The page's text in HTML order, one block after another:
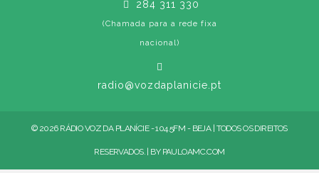
284 311 330
(Chamada para a rede fixa
nacional)
radio@vozdaplanicie.pt
© 2026 RÁDIO VOZ DA PLANÍCIE - 104.5FM - BEJA | TODOS OS DIREITOS
RESERVADOS. | BY PAULOAMC.COM